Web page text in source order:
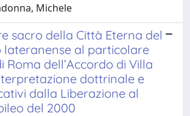
Michele
sacro della Città Eterna del
lateranense al particolare
Roma dell’Accordo di Villa
dottrinale e
dalla Liberazione al
del 2000